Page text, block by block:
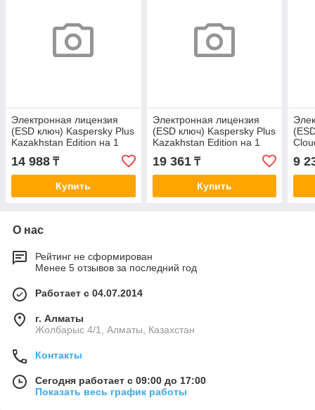
Электронная лицензия
(ESD ключ) Kaspersky Plus
Kazakhstan Edition на 1
год 3 устройства
14 988 ₸
Купить
Электронная лицензия
(ESD ключ) Kaspersky Plus
Kazakhstan Edition на 1
год 5 устройств
19 361₸
Купить
год
9
О нас
Рейтинг не сформирован
Менее 5 отзывов за последний год
Работает с 04.07.2014
г. Алматы
Жолбарыс 4/1, Алматы, Казахстан
Контакты
Сегодня работает с 09:00 до 17:00
Показать весь график работы